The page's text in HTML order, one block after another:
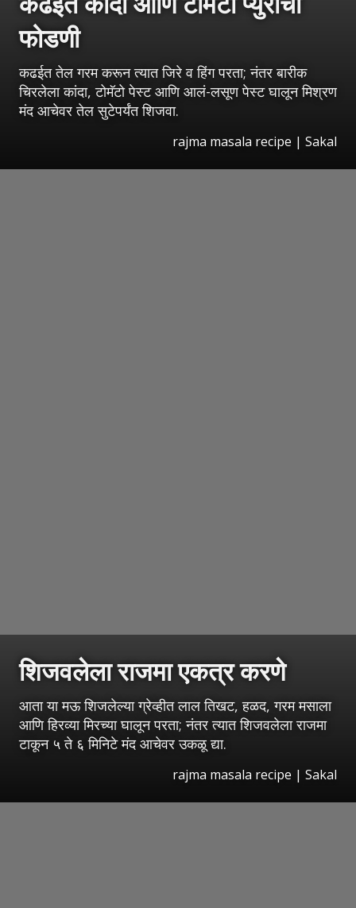
फोडणी
कढईत तेल गरम करून त्यात जिरे व हिंग परता; नंतर बारीक
चिरलेला कांदा, टोमॅटो पेस्ट आणि आलं-लसूण पेस्ट घालून मिश्रण
मंद आचेवर तेल सुटेपर्यंत शिजवा.
rajma masala recipe | Sakal
शिजवलेला राजमा एकत्र करणे
आता या मऊ शिजलेल्या ग्रेव्हीत लाल तिखट, हळद, गरम मसाला
आणि हिरव्या मिरच्या घालून परता; नंतर त्यात शिजवलेला राजमा
टाकून ५ ते ६ मिनिटे मंद आचेवर उकळू द्या.
rajma masala recipe | Sakal